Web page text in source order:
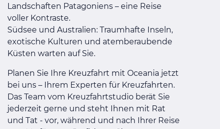
Landschaften Patagoniens – eine Reise
voller Kontraste.
Südsee und Australien: Traumhafte Inseln,
exotische Kulturen und atemberaubende
Küsten warten auf Sie.
Planen Sie Ihre Kreuzfahrt mit Oceania jetzt
bei uns – Ihrem Experten für Kreuzfahrten.
Das Team vom Kreuzfahrtstudio berät Sie
jederzeit gerne und steht Ihnen mit Rat
und Tat - vor, während und nach Ihrer Reise